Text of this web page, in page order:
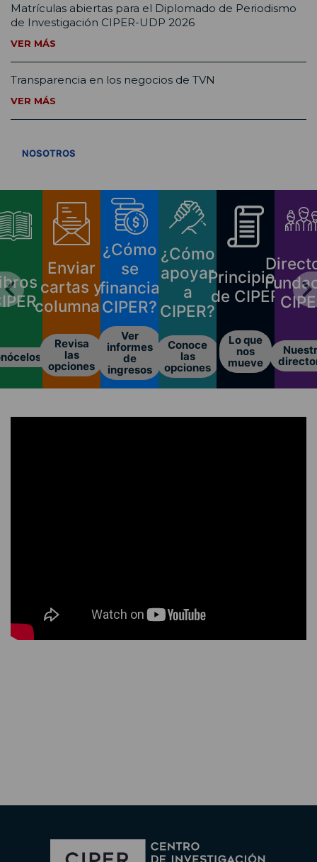
Matrículas abiertas para el Diplomado de Periodismo
de Investigación CIPER-UDP 2026
VER MÁS
Transparencia en los negocios de TVN
VER MÁS
NOSOTROS
Enviar
cartas y
columnas
Revisa
las
opciones
¿Cómo
se
financia
CIPER?
Ver
informes
de
ingresos
¿Cómo
apoyar
a
CIPER?
Conoce
las
opciones
Principios
de CIPER
Lo que
nos
mueve